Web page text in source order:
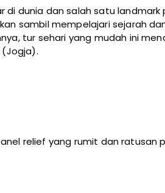
dunia dan salah satu landmark
sambil mempelajari sejarah
tur sehari yang mudah ini
(Jogja).
relief yang rumit dan ratusan